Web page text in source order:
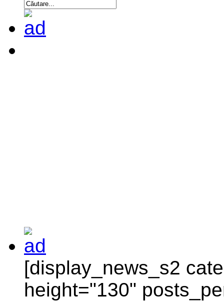
[display_news_s2
height="130"